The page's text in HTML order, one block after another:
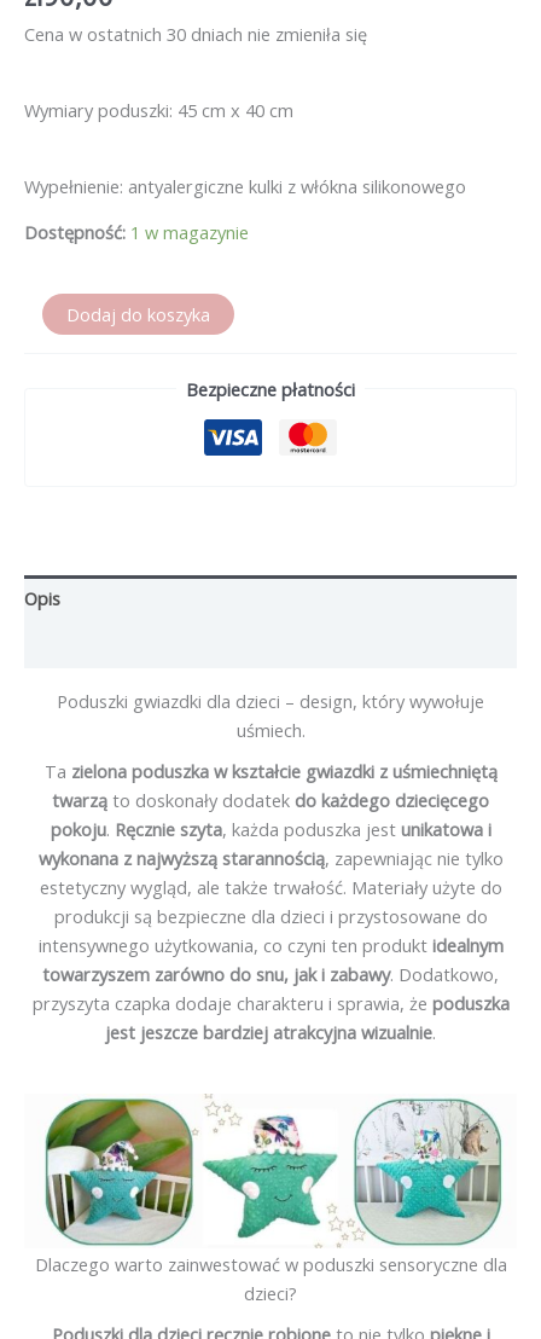
Cena w ostatnich 30 dniach nie zmieniła się
Wymiary poduszki: 45 cm x 40 cm
Wypełnienie: antyalergiczne kulki z włókna silikonowego
Dostępność: 1 w magazynie
ilość
Zielona
Dodaj do koszyka
Bezpieczne płatności
Opis
Poduszki gwiazdki dla dzieci – design, który wywołuje
uśmiech.
Ta zielona poduszka w kształcie gwiazdki z uśmiechniętą
twarzą to doskonały dodatek do każdego dziecięcego
pokoju. Ręcznie szyta, każda poduszka jest unikatowa i
wykonana z najwyższą starannością, zapewniając nie tylko
estetyczny wygląd, ale także trwałość. Materiały użyte do
produkcji są bezpieczne dla dzieci i przystosowane do
intensywnego użytkowania, co czyni ten produktidealnym
towarzyszem zarówno do snu, jak i zabawy. Dodatkowo,
przyszyta czapka dodaje charakteru i sprawia, że poduszka
jest jeszcze bardziej atrakcyjna wizualnie.
Dlaczego warto zainwestować w poduszki sensoryczne dla
dzieci?
Poduszki dla dzieci ręcznie robioneto nie tylko piękne i